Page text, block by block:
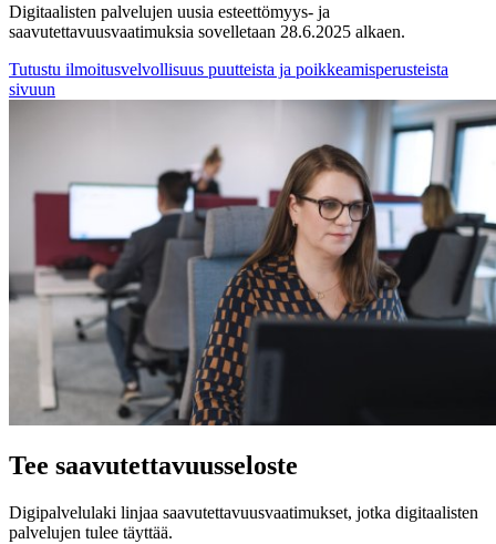
Digitaalisten palvelujen uusia esteettömyys- ja
saavutettavuusvaatimuksia sovelletaan 28.6.2025 alkaen.
Tutustu ilmoitusvelvollisuus puutteista ja poikkeamisperusteista
sivuun
Tee saavutettavuusseloste
Digipalvelulaki linjaa saavutettavuusvaatimukset, jotka digitaalisten
palvelujen tulee täyttää.